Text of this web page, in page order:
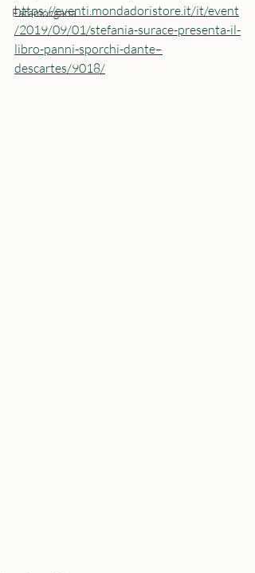
Fatamorgana
https://eventi.mondadoristore.it/it/event
/2019/09/01/stefania-surace-presenta-il-
libro-panni-sporchi-dante–
descartes/9018/